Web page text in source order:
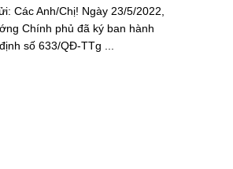
Các Anh/Chị! Ngày 23/5/2022,
Chính phủ đã ký ban hành
số 633/QĐ-TTg ...